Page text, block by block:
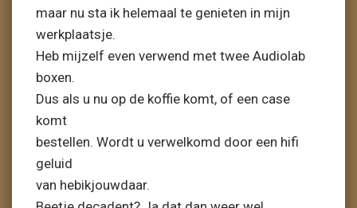
maar nu sta ik helemaal te genieten in mijn
werkplaatsje.
Heb mijzelf even verwend met twee Audiolab
boxen.
Dus als u nu op de koffie komt, of een case
komt
bestellen. Wordt u verwelkomd door een hifi
geluid
van hebikjouwdaar.